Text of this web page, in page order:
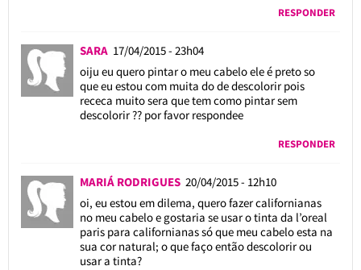
RESPONDER
SARA 17/04/2015 - 23h04
oiju eu quero pintar o meu cabelo ele é preto so
que eu estou com muita do de descolorir pois
receca muito sera que tem como pintar sem
descolorir ?? por favor respondee
RESPONDER
MARIÁ RODRIGUES 20/04/2015 - 12h10
oi, eu estou em dilema, quero fazer californianas
no meu cabelo e gostaria se usar o tinta da l’oreal
paris para californianas só que meu cabelo esta na
sua cor natural; o que faço então descolorir ou
usar a tinta?